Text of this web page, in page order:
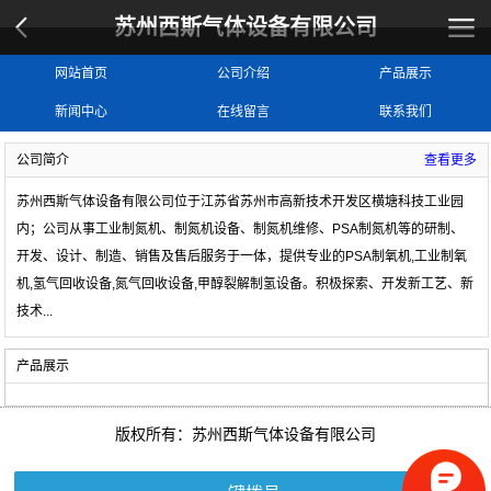
苏州西斯气体设备有限公司
网站首页 公司介绍 产品展示
新闻中心 在线留言 联系我们
查看更多
公司简介
苏州西斯气体设备有限公司位于江苏省苏州市高新技术开发区横塘科技工业园
内；公司从事工业制氮机、制氮机设备、制氮机维修、PSA制氮机等的研制、
开发、设计、制造、销售及售后服务于一体，提供专业的PSA制氧机,工业制氧
机,氢气回收设备,氮气回收设备,甲醇裂解制氢设备。积极探索、开发新工艺、新
技术...
产品展示
版权所有：苏州西斯气体设备有限公司